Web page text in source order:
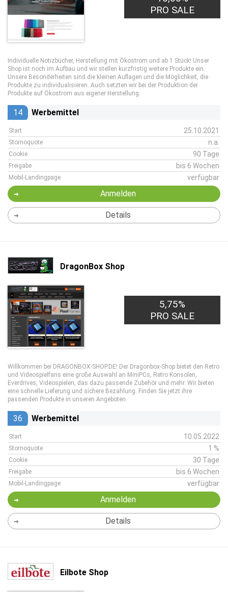
PRO SALE
Individuelle Notizbücher, Herstellung mit Ökostrom und ab 1 Stück! Unser
Shop ist noch im Aufbau und wir stellen kurzfristig weitere Produkte ein.
Unsere Besonderheiten sind die kleinen Auflagen und die Möglichkeit, die
Produkte zu individualisieren. Auch setzten wir bei der Produktion der
Produkte auf Ökostrom aus eigener Herstellung.
14 Werbemittel
Start 25.10.2021
Stornoquote n.a.
Cookie 90 Tage
Freigabe bis 6 Wochen
Mobil-Landingpage verfügbar
Anmelden
Details
DragonBox Shop
5,75%
PRO SALE
Willkommen bei DRAGONBOX-SHOP.DE! Der Dragonbox-Shop bietet den Retro
und Videospielfans eine große Auswahl an MiniPCs, Retro Konsolen,
Everdrives, Videospielen, das dazu passende Zubehör und mehr. Wir bieten
eine schnelle Lieferung und sichere Bezahlung. Finden Sie jetzt ihre
passenden Produkte in unseren Angeboten.
36 Werbemittel
Start 10.05.2022
Stornoquote 1 %
Cookie 30 Tage
Freigabe bis 6 Wochen
Mobil-Landingpage verfügbar
Anmelden
Details
Eilbote Shop